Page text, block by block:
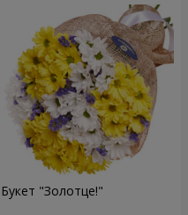
Букет "Золотце!"